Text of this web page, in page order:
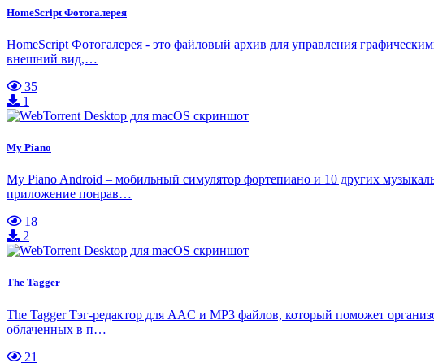
HomeScript Фотогалерея
HomeScript Фотогалерея - это файловый архив для управления
внешний вид,…
35
1
My Piano
My Piano Android – мобильный симулятор фортепиано и 10 других
приложение понрав…
18
2
The Tagger
The Tagger Тэг-редактор для AAC и MP3 файлов, который поможет
облаченных в п…
21